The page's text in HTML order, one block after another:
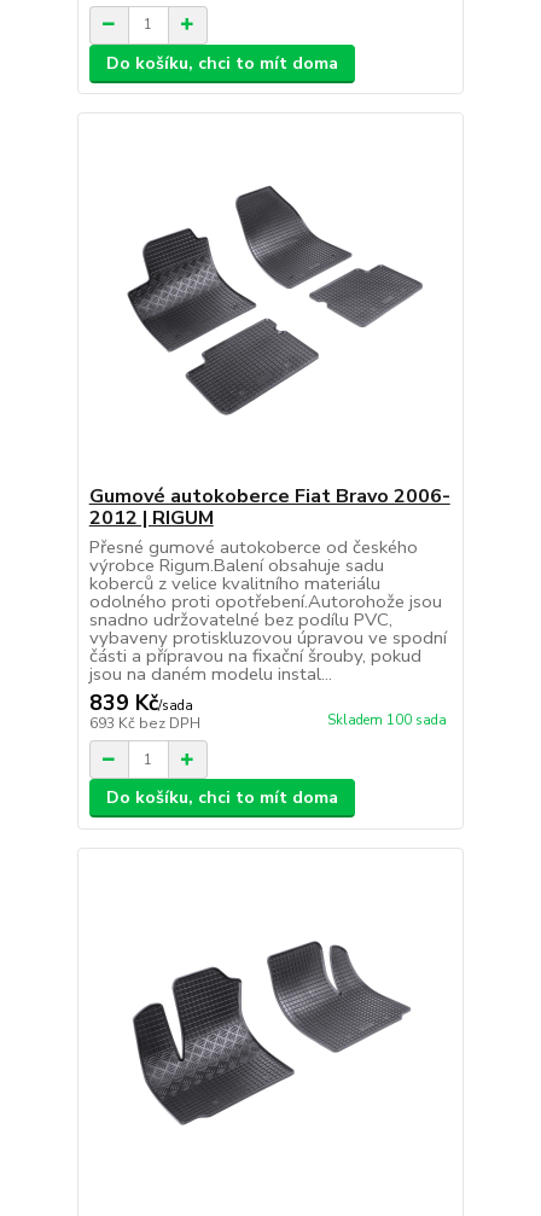
Do košíku, chci to mít doma
Gumové autokoberce Fiat Bravo 2006-
2012 | RIGUM
Přesné gumové autokoberce od českého
výrobce Rigum.Balení obsahuje sadu
koberců z velice kvalitního materiálu
odolného proti opotřebení.Autorohože jsou
snadno udržovatelné bez podílu PVC,
vybaveny protiskluzovou úpravou ve spodní
části a přípravou na fixační šrouby, pokud
jsou na daném modelu instal...
839 Kč/sada
693 Kč bez DPH Skladem 100 sada
Do košíku, chci to mít doma